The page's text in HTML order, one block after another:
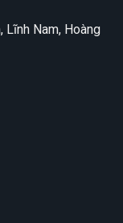
Lĩnh Nam, Hoàng